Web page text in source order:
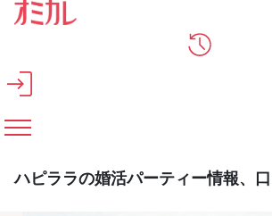
メインコンテンツへスキップ
ハピララの婚活パーティー情報、